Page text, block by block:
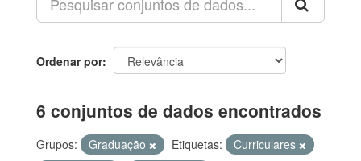
Ordenar por
6 conjuntos de dados encontrados
Grupos: Graduação Etiquetas:
Curriculares